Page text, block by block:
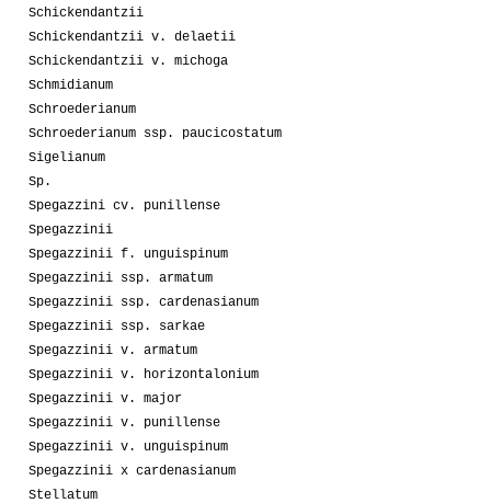
Schickendantzii
Schickendantzii v. delaetii
Schickendantzii v. michoga
Schmidianum
Schroederianum
Schroederianum ssp. paucicostatum
Sigelianum
Sp.
Spegazzini cv. punillense
Spegazzinii
Spegazzinii f. unguispinum
Spegazzinii ssp. armatum
Spegazzinii ssp. cardenasianum
Spegazzinii ssp. sarkae
Spegazzinii v. armatum
Spegazzinii v. horizontalonium
Spegazzinii v. major
Spegazzinii v. punillense
Spegazzinii v. unguispinum
Spegazzinii x cardenasianum
Stellatum